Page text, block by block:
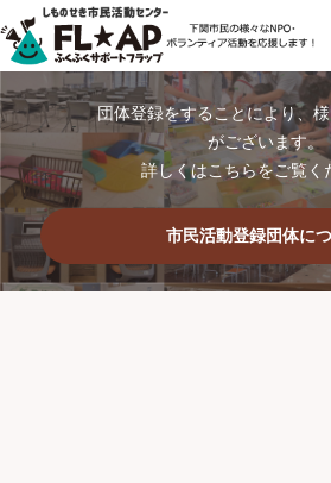
団体登録をすることにより、
がございます。
詳しくはこちらをご覧く
市民活動登録団体に